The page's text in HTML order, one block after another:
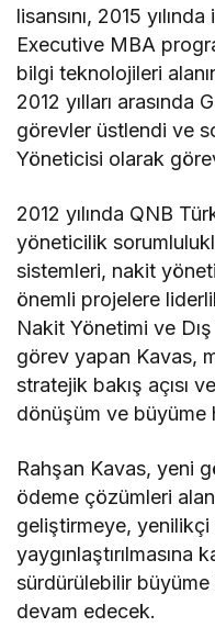
lisansını, 2015
Executive MBA
bilgi teknolojileri
2012 yılları arasında
görevler üstlendi ve
Yöneticisi olarak
2012 yılında QNB
yöneticilik
sistemleri, nakit
önemli projelere
Nakit Yönetimi ve
görev yapan Kavas,
stratejik bakış açısı
dönüşüm ve büyüme
Rahşan Kavas, yeni
ödeme çözümleri
geliştirmeye,
yaygınlaştırılmasına
sürdürülebilir
devam edecek.